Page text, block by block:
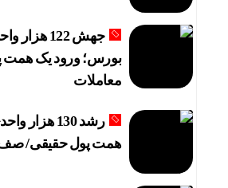
جهش 122
بورس؛ ورود یک همت
معاملات
همت پول حقیقی/ صف خرید